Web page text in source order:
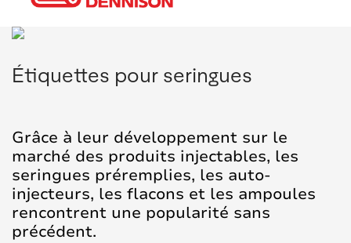
Étiquettes pour seringues
Grâce à leur développement sur le
marché des produits injectables, les
seringues préremplies, les auto-
injecteurs, les flacons et les ampoules
rencontrent une popularité sans
précédent.